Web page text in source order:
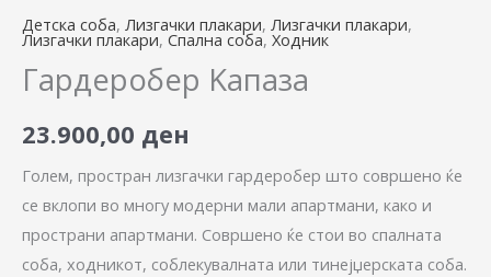
Детска соба, Лизгачки плакари, Лизгачки плакари,
Лизгачки плакари, Спална соба, Ходник
Гардеробер Kапаза
23.900,00 ден
Голем, простран лизгачки гардеробер што совршено ќе
се вклопи во многу модерни мали апартмани, како и
пространи апартмани. Совршено ќе стои во спалната
соба, ходникот, соблекувалната или тинејџерската соба.